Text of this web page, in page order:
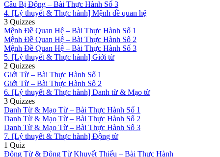
Câu Bị Động – Bài Thực Hành Số 3
4. [Lý thuyết & Thực hành] Mệnh đề quan hệ
3 Quizzes
Mệnh Đề Quan Hệ – Bài Thực Hành Số 1
Mệnh Đề Quan Hệ – Bài Thực Hành Số 2
Mệnh Đề Quan Hệ – Bài Thực Hành Số 3
5. [Lý thuyết & Thực hành] Giới từ
2 Quizzes
Giới Từ – Bài Thực Hành Số 1
Giới Từ – Bài Thực Hành Số 2
6. [Lý thuyết & Thực hành] Danh từ & Mạo từ
3 Quizzes
Danh Từ & Mạo Từ – Bài Thực Hành Số 1
Danh Từ & Mạo Từ – Bài Thực Hành Số 2
Danh Từ & Mạo Từ – Bài Thực Hành Số 3
7. [Lý thuyết & Thực hành] Động từ
1 Quiz
Động Từ & Động Từ Khuyết Thiếu – Bài Thực Hành